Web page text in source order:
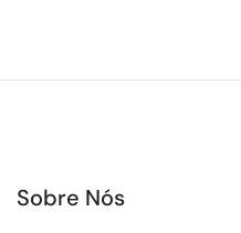
Sobre Nós